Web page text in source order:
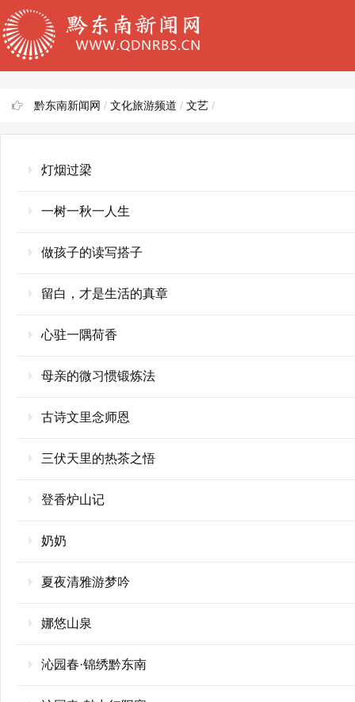
黔东南新闻网 / 文化旅游频道 / 文艺 /
灯烟过梁
一树一秋一人生
做孩子的读写搭子
留白，才是生活的真章
心驻一隅荷香
母亲的微习惯锻炼法
古诗文里念师恩
三伏天里的热茶之悟
登香炉山记
奶奶
夏夜清雅游梦吟
娜悠山泉
沁园春·锦绣黔东南